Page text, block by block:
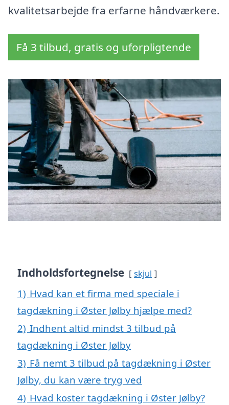
kvalitetsarbejde fra erfarne håndværkere.
Få 3 tilbud, gratis og uforpligtende
Indholdsfortegnelse skjul
1) Hvad kan et firma med speciale i
tagdækning i Øster Jølby hjælpe med?
2) Indhent altid mindst 3 tilbud på
tagdækning i Øster Jølby
3) Få nemt 3 tilbud på tagdækning i Øster
Jølby, du kan være tryg ved
4) Hvad koster tagdækning i Øster Jølby?